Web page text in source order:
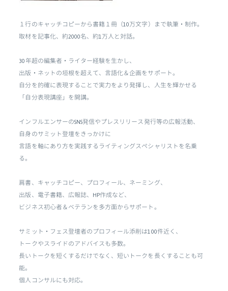
１行のキャッチコピーから書籍１冊（10万文字）まで執筆・制作。
取材を記事化、約2000名、約1万人と対話。
30年超の編集者・ライター経験を生かし、
出版・ネットの垣根を超えて、言語化＆企画をサポート。
自分を的確に表現することで実力をより発揮し、人生を輝かせる
「自分表現講座」を開講。
インフルエンサーのSNS発信やプレスリリース発行等の広報活動、
自身のサミット登壇をきっかけに
言語を軸にあり方を実践するライティングスペシャリストを名乗
る。
肩書、キャッチコピー、プロフィール、ネーミング、
出版、電子書籍、広報誌、HP作成など、
ビジネス初心者＆ベテランを多方面からサポート。
サミット・フェス登壇者のプロフィール添削は100件近く、
トークやスライドのアドバイスも多数。
長いトークを短くするだけでなく、短いトークを長くすることも可
能。
個人コンサルにも対応。